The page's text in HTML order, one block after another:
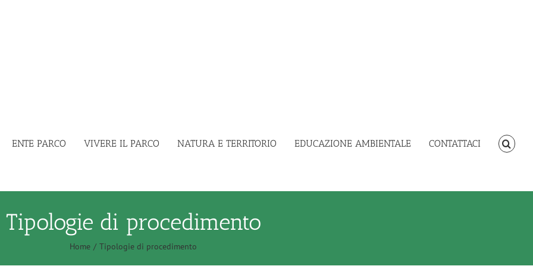
ENTE PARCO VIVERE IL PARCO NATURA E TERRITORIO EDUCAZIONE AMBIENTALE CONTATTACI
Tipologie di procedimento
Home Tipologie di procedimento